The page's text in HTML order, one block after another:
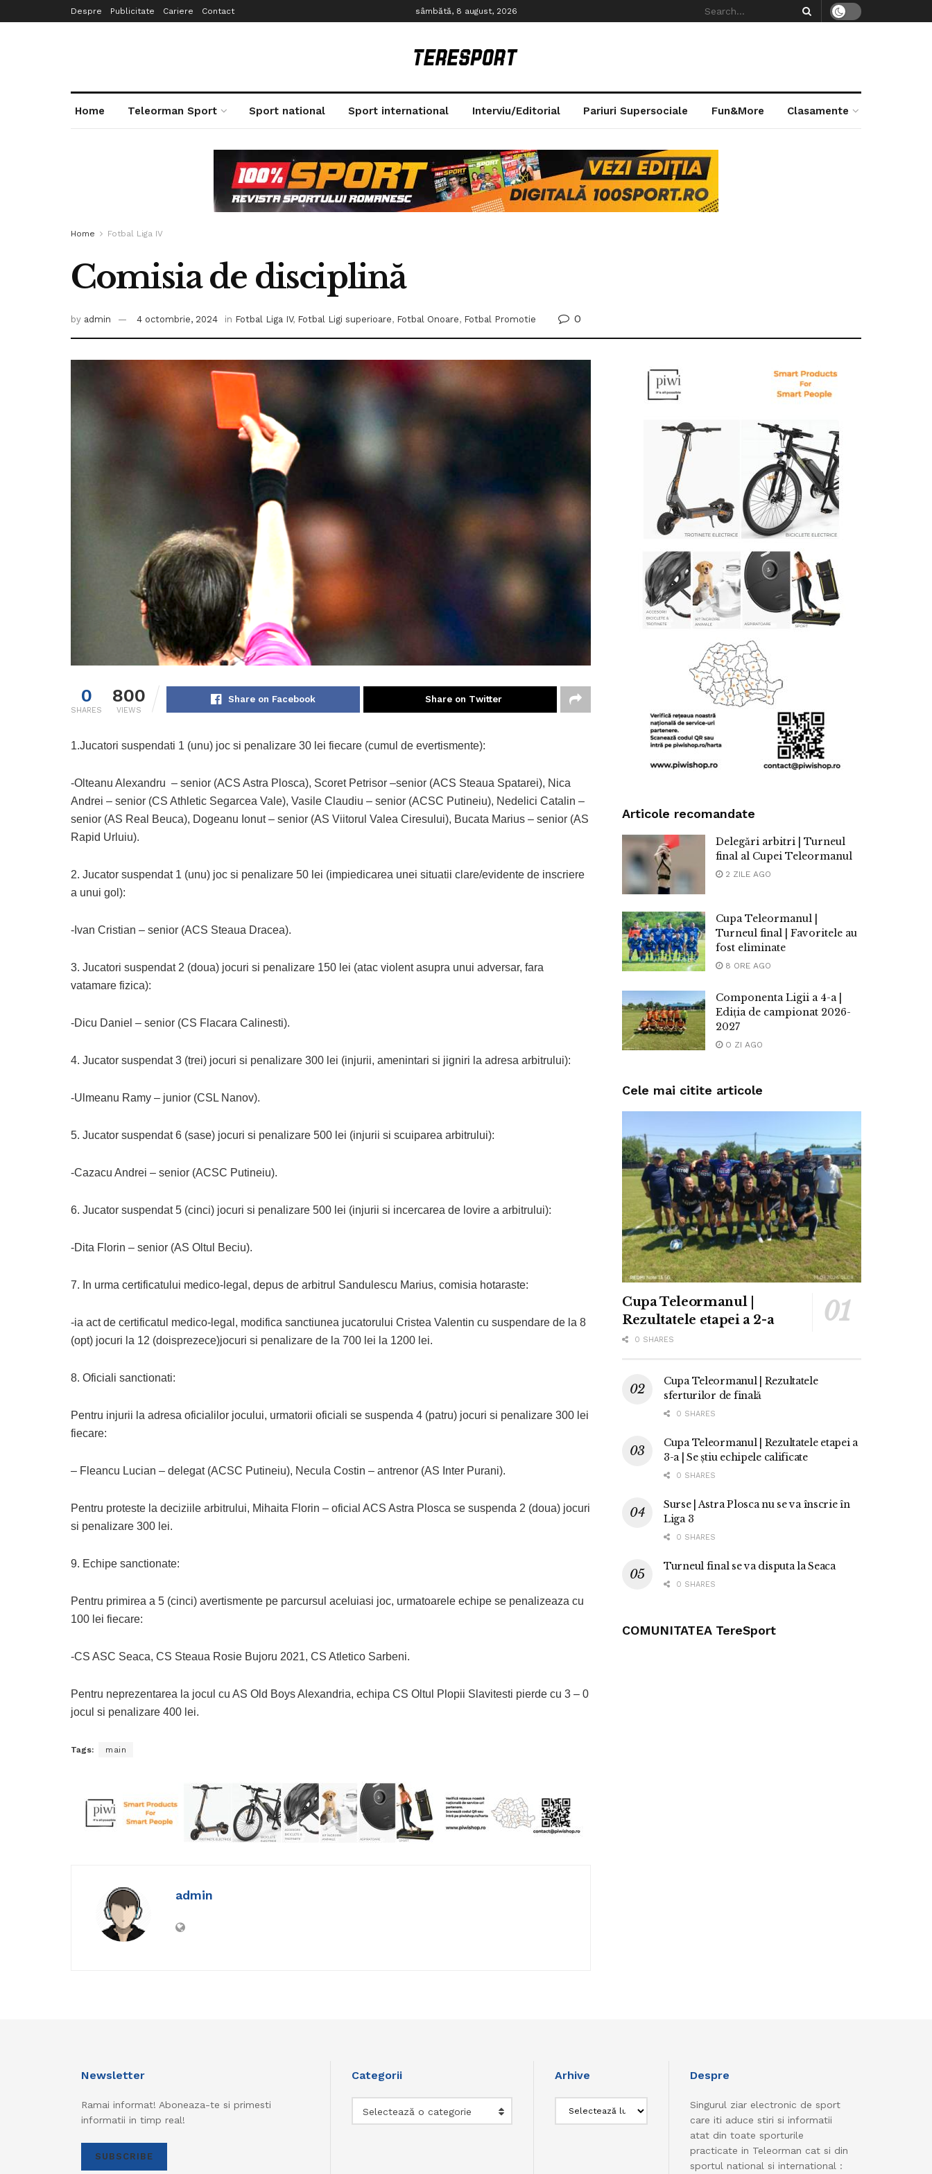
Despre Publicitate Cariere Contact sâmbătă, 8 august, 2026
Home Teleorman Sport Sport national Sport international Interviu/Editorial Pariuri Supersociale Fun&More Clasamente
Home Fotbal Liga IV
Comisia de disciplină
by admin 4 octombrie, 2024 in Fotbal Liga IV, Fotbal Ligi superioare, Fotbal Onoare, Fotbal Promotie 0
0
SHARES
800
VIEWS
Share on Facebook Share on Twitter
1.Jucatori suspendati 1 (unu) joc si penalizare 30 lei fiecare (cumul de evertismente):
-Olteanu Alexandru – senior (ACS Astra Plosca), Scoret Petrisor –senior (ACS Steaua Spatarei), Nica
Andrei – senior (CS Athletic Segarcea Vale), Vasile Claudiu – senior (ACSC Putineiu), Nedelici Catalin –
senior (AS Real Beuca), Dogeanu Ionut – senior (AS Viitorul Valea Ciresului), Bucata Marius – senior (AS
Rapid Urluiu).
2. Jucator suspendat 1 (unu) joc si penalizare 50 lei (impiedicarea unei situatii clare/evidente de inscriere
a unui gol):
-Ivan Cristian – senior (ACS Steaua Dracea).
3. Jucatori suspendat 2 (doua) jocuri si penalizare 150 lei (atac violent asupra unui adversar, fara
vatamare fizica):
-Dicu Daniel – senior (CS Flacara Calinesti).
4. Jucator suspendat 3 (trei) jocuri si penalizare 300 lei (injurii, amenintari si jigniri la adresa arbitrului):
-Ulmeanu Ramy – junior (CSL Nanov).
5. Jucator suspendat 6 (sase) jocuri si penalizare 500 lei (injurii si scuiparea arbitrului):
-Cazacu Andrei – senior (ACSC Putineiu).
6. Jucator suspendat 5 (cinci) jocuri si penalizare 500 lei (injurii si incercarea de lovire a arbitrului):
-Dita Florin – senior (AS Oltul Beciu).
7. In urma certificatului medico-legal, depus de arbitrul Sandulescu Marius, comisia hotaraste:
-ia act de certificatul medico-legal, modifica sanctiunea jucatorului Cristea Valentin cu suspendare de la 8
(opt) jocuri la 12 (doisprezece)jocuri si penalizare de la 700 lei la 1200 lei.
8. Oficiali sanctionati:
Pentru injurii la adresa oficialilor jocului, urmatorii oficiali se suspenda 4 (patru) jocuri si penalizare 300 lei
fiecare:
– Fleancu Lucian – delegat (ACSC Putineiu), Necula Costin – antrenor (AS Inter Purani).
Pentru proteste la deciziile arbitrului, Mihaita Florin – oficial ACS Astra Plosca se suspenda 2 (doua) jocuri
si penalizare 300 lei.
9. Echipe sanctionate:
Pentru primirea a 5 (cinci) avertismente pe parcursul aceluiasi joc, urmatoarele echipe se penalizeaza cu
100 lei fiecare:
-CS ASC Seaca, CS Steaua Rosie Bujoru 2021, CS Atletico Sarbeni.
Pentru neprezentarea la jocul cu AS Old Boys Alexandria, echipa CS Oltul Plopii Slavitesti pierde cu 3 – 0
jocul si penalizare 400 lei.
Tags: main
admin
Articole recomandate
Delegări arbitri | Turneul
final al Cupei Teleormanul
2 ZILE AGO
Cupa Teleormanul |
Turneul final | Favoritele au
fost eliminate
8 ORE AGO
Componenta Ligii a 4-a |
Ediția de campionat 2026-
2027
O ZI AGO
Cele mai citite articole
Cupa Teleormanul |
Rezultatele etapei a 2-a
0 SHARES
Cupa Teleormanul | Rezultatele
sferturilor de finală
0 SHARES
Cupa Teleormanul | Rezultatele etapei a
3-a | Se știu echipele calificate
0 SHARES
Surse | Astra Plosca nu se va înscrie în
Liga 3
0 SHARES
Turneul final se va disputa la Seaca
0 SHARES
COMUNITATEA TereSport
Newsletter
Ramai informat! Aboneaza-te si primesti
informatii in timp real!
SUBSCRIBE
Categorii
Selectează o categorie
Arhive Despre
Singurul ziar electronic de sport
care iti aduce stiri si informatii
atat din toate sporturile
practicate in Teleorman cat si din
sportul national si international :